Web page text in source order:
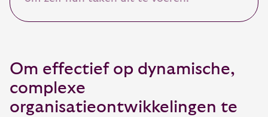
Om effectief op dynamische,
complexe
organisatieontwikkelingen te